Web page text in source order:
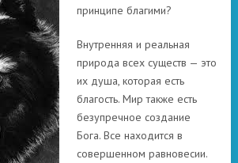
принципе благими?
Внутренняя и реальная
природа всех существ — это
их душа, которая есть
благость. Мир также есть
безупречное создание
Бога. Все находится в
совершенном равновесии.